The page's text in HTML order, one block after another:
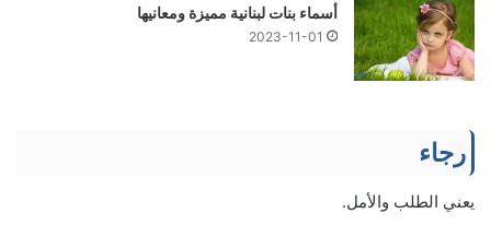
أسماء بنات لبنانية مميزة ومعانيها
2023-11-01
رجاء
يعني الطلب والأمل.